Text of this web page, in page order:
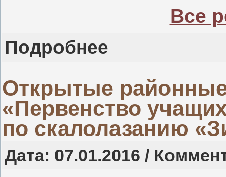
Все
Подробнее
Открытые
«Первенство
по скалолазанию
Дата: 07.01.2016 /